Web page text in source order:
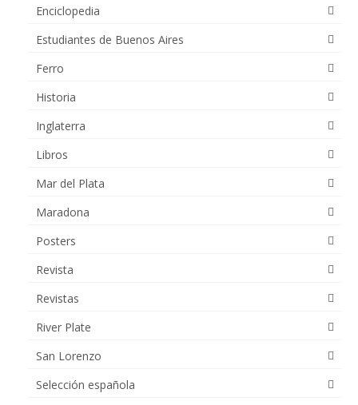
Enciclopedia
Estudiantes de Buenos Aires
Ferro
Historia
Inglaterra
Libros
Mar del Plata
Maradona
Posters
Revista
Revistas
River Plate
San Lorenzo
Selección española